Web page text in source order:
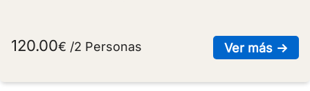
Ver más →
120.00€ /2 Personas